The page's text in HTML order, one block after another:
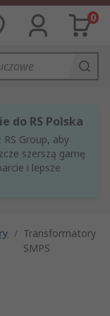
0
do RS Polska
RS Group, aby
szerszą gamę
i lepsze
/ Transformatory
SMPS